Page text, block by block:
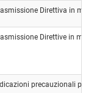
Direttiva in
Direttive in
precauzionali